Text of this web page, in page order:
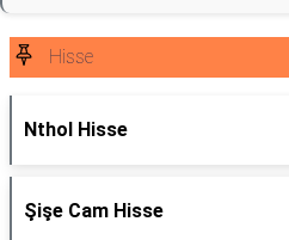
Hisse
Nthol Hisse
Şişe Cam Hisse